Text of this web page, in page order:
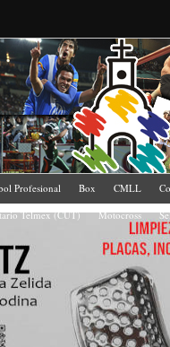
Profesional Box CMLL
Telmex (CUT) Motocross